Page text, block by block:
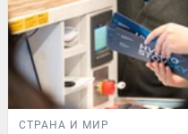
СТРАНА И МИР